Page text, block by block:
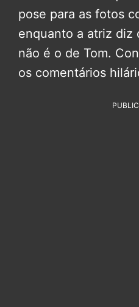
pose para as fotos
enquanto a atriz diz
não é o de Tom.
os comentários